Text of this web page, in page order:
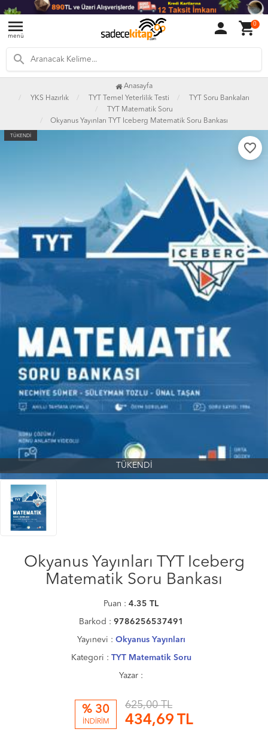
menu
menü person shopping_cart0
search
Anasayfa
YKS Hazırlık
TYT Temel Yeterlilik Testi
TYT Soru Bankaları
TYT Matematik Soru
Okyanus Yayınları TYT Iceberg Matematik Soru Bankası
TÜKENDİ
favorite_border
TÜKENDİ
Okyanus Yayınları TYT Iceberg
Matematik Soru Bankası
Puan : 4.35 TL
Barkod : 9786256537491
Yayınevi : Okyanus Yayınları
Kategori : TYT Matematik Soru
Yazar :
% 30
İNDİRİM
625,00 TL
434,69 TL